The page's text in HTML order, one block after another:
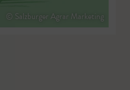
© Salzburger Agrar Marketing